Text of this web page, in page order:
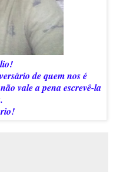
de quem nos é
vale a pena escrevê-la